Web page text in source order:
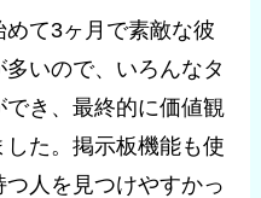
めて3ヶ月で素敵な彼
いので、いろんなタ
き、最終的に価値観
た。掲示板機能も使
人を見つけやすかっ